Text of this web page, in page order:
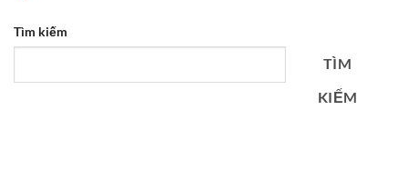
Tìm kiếm
TÌM
KIẾM